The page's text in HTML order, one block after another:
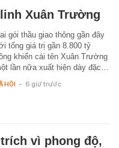
Xuân Trường
gói thầu giao thông gần đây
tổng giá trị gần 8.800 tỷ
khiến cái tên Xuân Trường
lần nữa xuất hiện dày đặc…
HỘI - 6 giờ trước
vì phong độ,